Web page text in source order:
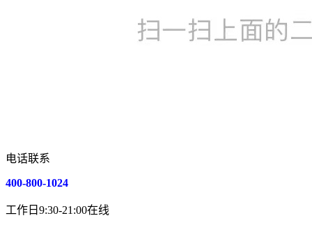
电话联系
400-800-1024
工作日9:30-21:00在线